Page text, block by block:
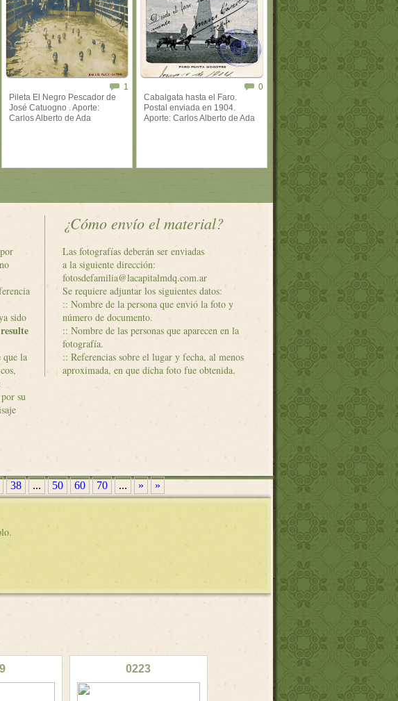
1
Pileta El Negro Pescador de
José Catuogno . Aporte:
Carlos Alberto de Ada
0
Cabalgata hasta el Faro.
Postal enviada en 1904.
Aporte: Carlos Alberto de Ada
sido
la
su
¿Cómo envío el material?
Las fotografías deberán ser enviadas
a la siguiente dirección:
fotosdefamilia@lacapitalmdq.com.ar
Se requiere adjuntar los siguientes datos:
:: Nombre de la persona que envió la foto y
número de documento.
:: Nombre de las personas que aparecen en la
fotografía.
:: Referencias sobre el lugar y fecha, al menos
aproximada, en que dicha foto fue obtenida.
38 ... 50 60 70 ... » »
0223